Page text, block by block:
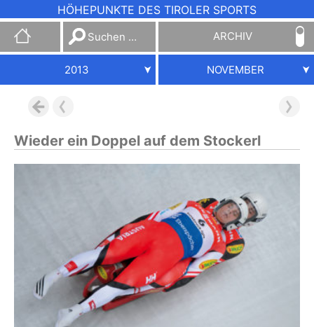
HÖHEPUNKTE DES TIROLER SPORTS
Suchen
nach:
ARCHIV
2013 NOVEMBER
Wieder ein Doppel auf dem Stockerl